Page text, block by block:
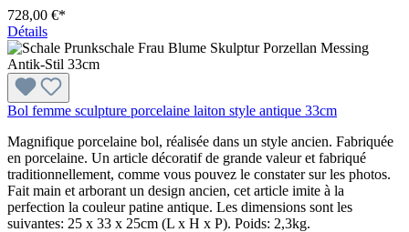
728,00 €*
Détails
Bol femme sculpture porcelaine laiton style antique 33cm
Magnifique porcelaine bol, réalisée dans un style ancien. Fabriquée
en porcelaine. Un article décoratif de grande valeur et fabriqué
traditionnellement, comme vous pouvez le constater sur les photos.
Fait main et arborant un design ancien, cet article imite à la
perfection la couleur patine antique. Les dimensions sont les
suivantes: 25 x 33 x 25cm (L x H x P). Poids: 2,3kg.